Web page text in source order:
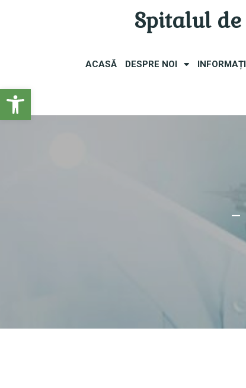
Open toolbar
Spitalul de
ACASĂ DESPRE NOI